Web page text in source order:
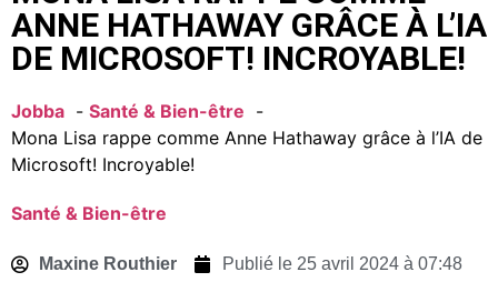
ANNE HATHAWAY GRÂCE À L’IA
DE MICROSOFT! INCROYABLE!
Jobba
Santé & Bien-être
Mona Lisa rappe comme Anne Hathaway grâce à l’IA de
Microsoft! Incroyable!
Santé & Bien-être
Maxine Routhier Publié le 25 avril 2024 à 07:48